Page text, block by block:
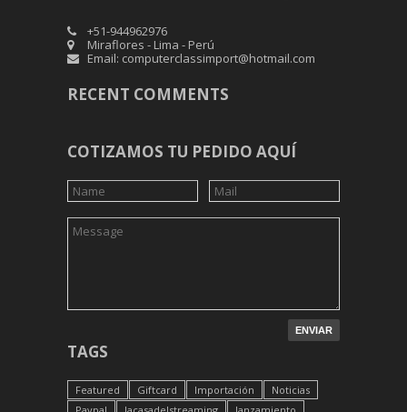
+51-944962976
Miraflores - Lima - Perú
Email: computerclassimport@hotmail.com
RECENT COMMENTS
COTIZAMOS TU PEDIDO AQUÍ
TAGS
Featured Giftcard Importación
Noticias
Paypal
lacasadelstreaming
lanzamiento